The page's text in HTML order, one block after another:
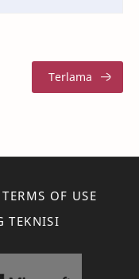
TERMS OF USE
TEKNISI